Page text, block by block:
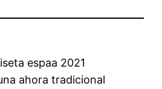
ahora tradicional